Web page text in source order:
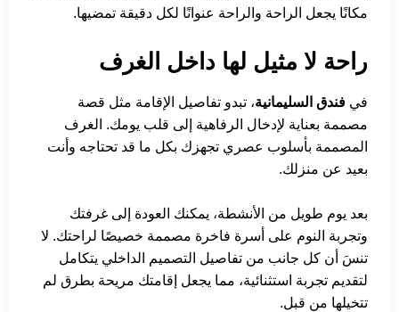
مكانًا يجعل الراحة والراحة عنوانًا لكل دقيقة تمضيها.
راحة لا مثيل لها داخل الغرف
في فندق السليمانية، تبدو تفاصيل الإقامة مثل قصة
مصممة بعناية لإدخال الرفاهية إلى قلب يومك. الغرف
المصممة بأسلوب عصري تجهزك بكل ما قد تحتاجه وأنت
بعيد عن منزلك.
بعد يوم طويل من الأنشطة، يمكنك العودة إلى غرفتك
وتجربة النوم على أسرة فاخرة مصممة خصيصًا لراحتك. لا
تنسَ أن كل جانب من تفاصيل التصميم الداخلي يتكامل
لتقديم تجربة استثنائية، مما يجعل إقامتك مريحة بطرق لم
تتخيلها من قبل.